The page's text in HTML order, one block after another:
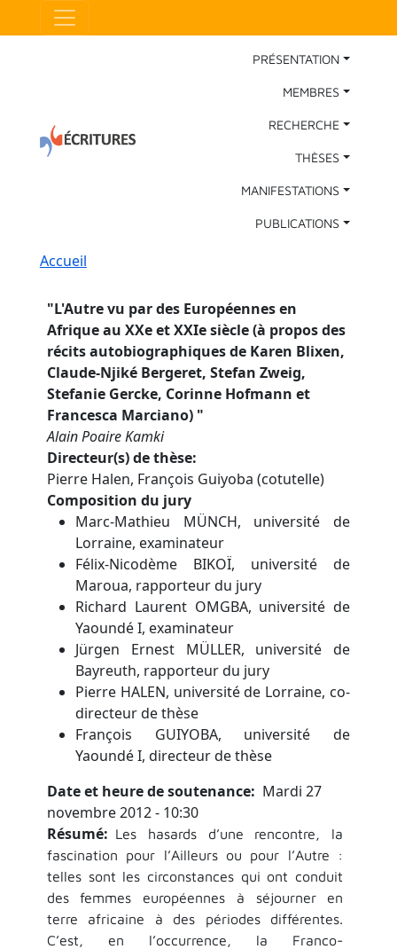
Aller au contenu principal
Main Navigation
PRÉSENTATION
MEMBRES
RECHERCHE
THÈSES
MANIFESTATIONS
PUBLICATIONS
Fil d'Ariane
Accueil
"L'Autre vu par des Européennes en
Afrique au XXe et XXIe siècle (à propos des
récits autobiographiques de Karen Blixen,
Claude-Njiké Bergeret, Stefan Zweig,
Stefanie Gercke, Corinne Hofmann et
Francesca Marciano)"
Alain Poaire Kamki
Directeur(s) de thèse
Pierre Halen, François Guiyoba (cotutelle)
Composition du jury
Marc-Mathieu MÜNCH, université de
Lorraine, examinateur
Félix-Nicodème BIKOÏ, université de
Maroua, rapporteur du jury
Richard Laurent OMGBA, université de
Yaoundé I, examinateur
Jürgen Ernest MÜLLER, université de
Bayreuth, rapporteur du jury
Pierre HALEN, université de Lorraine, co-
directeur de thèse
François GUIYOBA, université de
Yaoundé I, directeur de thèse
Date et heure de soutenance
Mardi 27
novembre 2012 - 10:30
Résumé
Les hasards d’une rencontre, la
fascination pour l’Ailleurs ou pour l’Autre :
telles sont les circonstances qui ont conduit
des femmes européennes à séjourner en
terre africaine à des périodes différentes.
C’est, en l’occurrence, la Franco-
Panneau de gestion des cookies